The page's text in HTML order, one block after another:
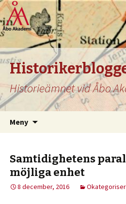
Historieämnet vid Åbo
Meny
Samtidighetens
möjliga enhet
8 december, 2016